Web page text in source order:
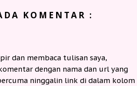
KOMENTAR :
dan membaca tulisan saya,
dengan nama dan url yang
ninggalin link di dalam kolom